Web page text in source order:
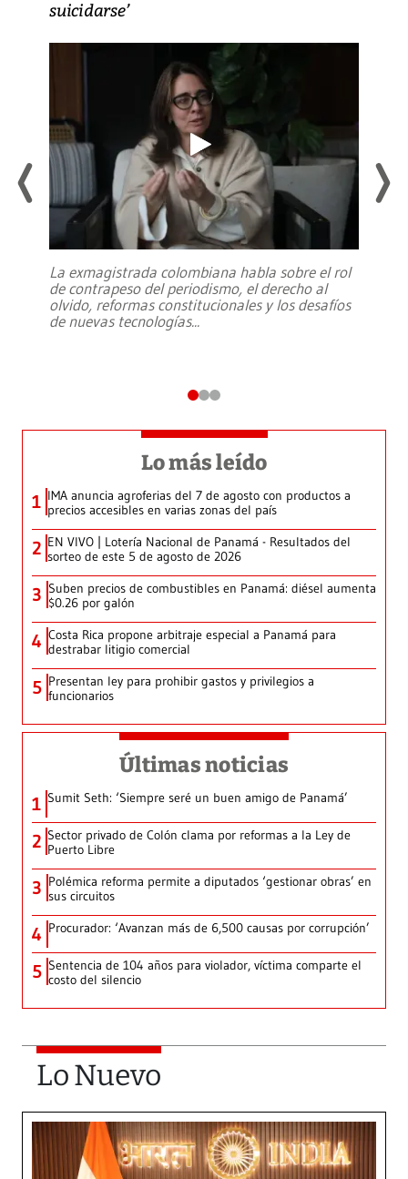
suicidarse’
La exmagistrada colombiana habla sobre el rol
de contrapeso del periodismo, el derecho al
olvido, reformas constitucionales y los desafíos
de nuevas tecnologías...
Lo más leído
1 IMA anuncia agroferias del 7 de agosto con productos a
precios accesibles en varias zonas del país
2 EN VIVO | Lotería Nacional de Panamá - Resultados del
sorteo de este 5 de agosto de 2026
3 Suben precios de combustibles en Panamá: diésel aumenta
$0.26 por galón
4 Costa Rica propone arbitraje especial a Panamá para
destrabar litigio comercial
5 Presentan ley para prohibir gastos y privilegios a
funcionarios
Últimas noticias
1 Sumit Seth: ‘Siempre seré un buen amigo de Panamá’
2 Sector privado de Colón clama por reformas a la Ley de
Puerto Libre
3 Polémica reforma permite a diputados ‘gestionar obras’ en
sus circuitos
4 Procurador: ‘Avanzan más de 6,500 causas por corrupción’
5 Sentencia de 104 años para violador, víctima comparte el
costo del silencio
Lo Nuevo